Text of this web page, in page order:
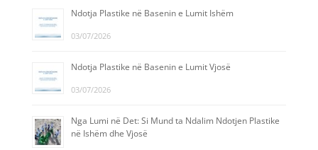
Ndotja Plastike në Basenin e Lumit Ishëm
03/07/2026
Ndotja Plastike në Basenin e Lumit Vjosë
03/07/2026
Nga Lumi në Det: Si Mund ta Ndalim Ndotjen Plastike
në Ishëm dhe Vjosë